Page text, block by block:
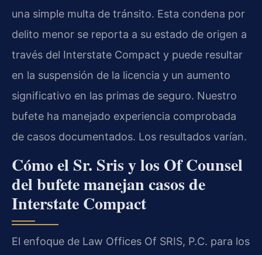
una simple multa de tránsito. Esta condena por
delito menor se reporta a su estado de origen a
través del Interstate Compact y puede resultar
en la suspensión de la licencia y un aumento
significativo en las primas de seguro. Nuestro
bufete ha manejado experiencia comprobada
de casos documentados. Los resultados varían.
Cómo el Sr. Sris y los Of Counsel
del bufete manejan casos de
Interstate Compact
El enfoque de Law Offices Of SRIS, P.C. para los